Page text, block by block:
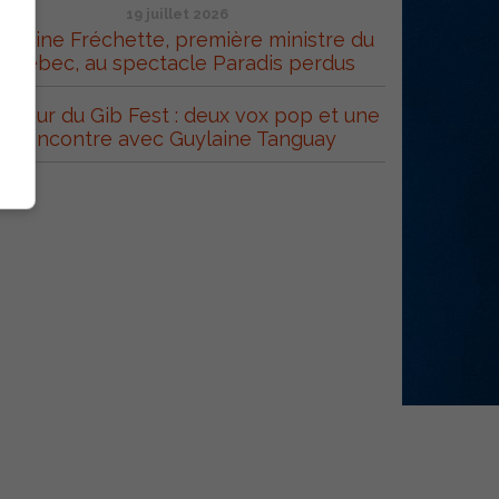
19 juillet 2026
Fréchette, première ministre du
Québec, au spectacle Paradis perdus
cœur du Gib Fest : deux vox pop et une
rencontre avec Guylaine Tanguay